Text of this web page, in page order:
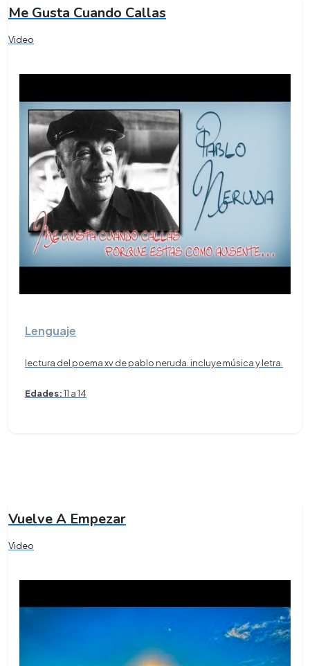
Me Gusta Cuando Callas
Video
Lenguaje
lectura del poema xv de pablo neruda. incluye música y letra.
Edades:11 a 14
Vuelve A Empezar
Video